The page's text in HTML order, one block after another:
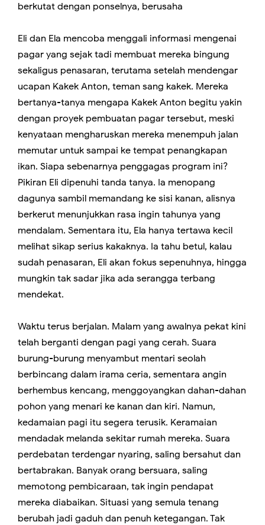
berkutat dengan ponselnya, berusaha
Eli dan Ela mencoba menggali informasi mengenai
pagar yang sejak tadi membuat mereka bingung
sekaligus penasaran, terutama setelah mendengar
ucapan Kakek Anton, teman sang kakek. Mereka
bertanya-tanya mengapa Kakek Anton begitu yakin
dengan proyek pembuatan pagar tersebut, meski
kenyataan mengharuskan mereka menempuh jalan
memutar untuk sampai ke tempat penangkapan
ikan. Siapa sebenarnya penggagas program ini?
Pikiran Eli dipenuhi tanda tanya. Ia menopang
dagunya sambil memandang ke sisi kanan, alisnya
berkerut menunjukkan rasa ingin tahunya yang
mendalam. Sementara itu, Ela hanya tertawa kecil
melihat sikap serius kakaknya. Ia tahu betul, kalau
sudah penasaran, Eli akan fokus sepenuhnya, hingga
mungkin tak sadar jika ada serangga terbang
mendekat.
Waktu terus berjalan. Malam yang awalnya pekat kini
telah berganti dengan pagi yang cerah. Suara
burung-burung menyambut mentari seolah
berbincang dalam irama ceria, sementara angin
berhembus kencang, menggoyangkan dahan-dahan
pohon yang menari ke kanan dan kiri. Namun,
kedamaian pagi itu segera terusik. Keramaian
mendadak melanda sekitar rumah mereka. Suara
perdebatan terdengar nyaring, saling bersahut dan
bertabrakan. Banyak orang bersuara, saling
memotong pembicaraan, tak ingin pendapat
mereka diabaikan. Situasi yang semula tenang
berubah jadi gaduh dan penuh ketegangan. Tak